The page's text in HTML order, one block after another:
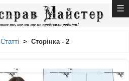
Статті > Сторінка - 2